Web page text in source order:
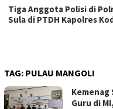
Tiga Anggota Polisi di
Sula di PTDH Kapolres
TAG: PULAU MANGOLI
Kemenag
Guru di